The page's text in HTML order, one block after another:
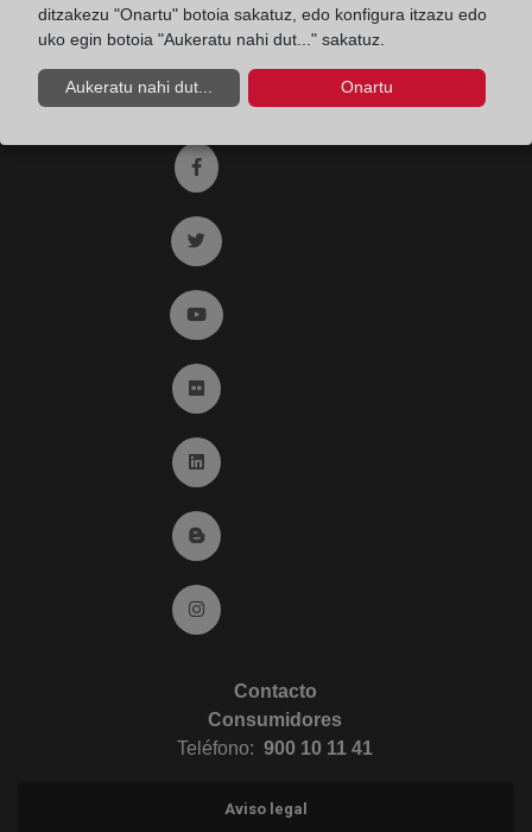
Email:contacto@registradores.org
Registro de entrada del Colegio de registradores
Ir a facebook (abre en ventana nueva)
Ir a twitter (abre en ventana nueva)
Ir a YouTube (abre en ventana nueva)
Ir a Flickr (abre en ventana nueva)
Ir a Linkedin (abre en ventana nueva)
Ir al Blog (abre en ventana nueva)
Ir a Instagram (abre en ventana nueva)
Contacto
Consumidores
Teléfono: 900 10 11 41
Aviso legal
ditzakezu "Onartu" botoia sakatuz, edo konfigura itzazu edo
uko egin botoia "Aukeratu nahi dut..." sakatuz.
Aukeratu nahi dut... Onartu